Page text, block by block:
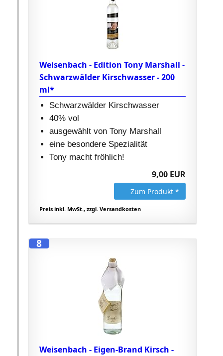
Weisenbach - Edition Tony Marshall -
Schwarzwälder Kirschwasser - 200
ml*
Schwarzwälder Kirschwasser
40% vol
ausgewählt von Tony Marshall
eine besondere Spezialität
Tony macht fröhlich!
9,00 EUR
Zum Produkt *
Preis inkl. MwSt., zzgl. Versandkosten
8
Weisenbach - Eigen-Brand Kirsch -